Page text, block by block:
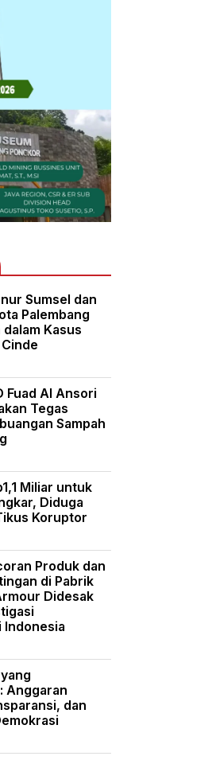
Sumsel dan
Palembang
Kasus
Fuad Al Ansori
Tegas
Sampah
Miliar untuk
Diduga
Koruptor
Produk dan
di Pabrik
Didesak
Indonesia
Anggaran
dan